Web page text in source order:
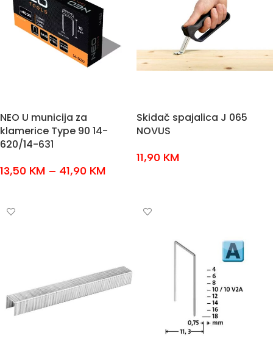
NEO U municija za
klamerice Type 90 14-
620/14-631
13,50 KM – 41,90 KM
Skidač spajalica J 065
NOVUS
11,90 KM